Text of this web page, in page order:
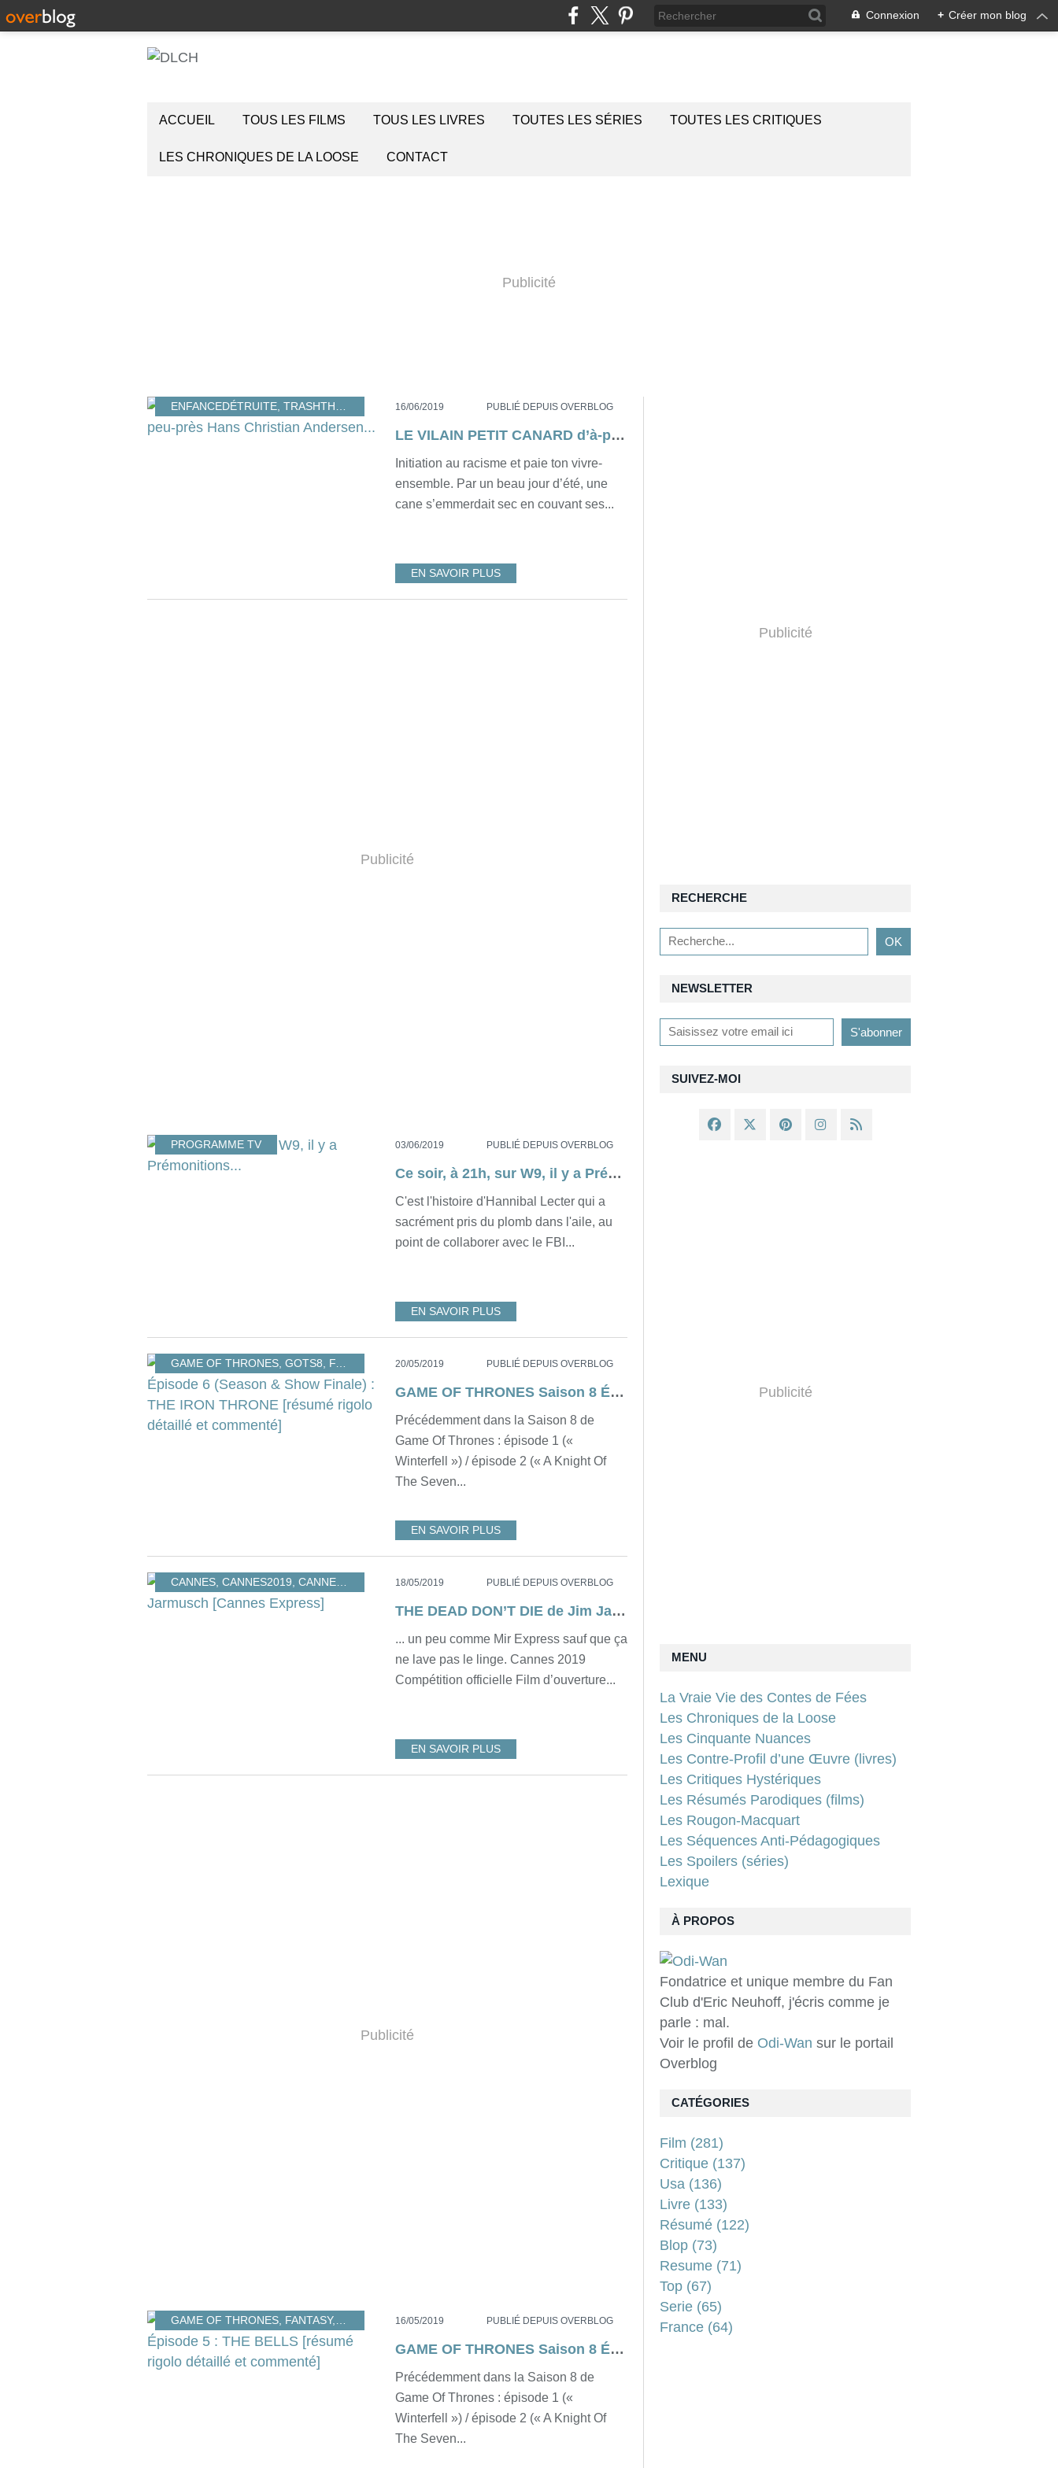
Connexion + Créer mon blog
ACCUEIL TOUS LES FILMS TOUS LES LIVRES TOUTES LES SÉRIES TOUTES LES CRITIQUES
LES CHRONIQUES DE LA LOOSE CONTACT
Publicité
ENFANCEDÉTRUITE, TRASHTHETALE CONTE,ANTISÉQUENCEPÉDAGOGIQUE,LIVRE
16/06/2019 PUBLIÉ DEPUIS OVERBLOG
LE VILAIN PETIT CANARD d’à-peu-près Hans Christian Andersen...
Initiation au racisme et paie ton vivre-
ensemble. Par un beau jour d’été, une
cane s’emmerdait sec en couvant ses...
EN SAVOIR PLUS
Publicité
PROGRAMME TV 03/06/2019 PUBLIÉ DEPUIS OVERBLOG
Ce soir, à 21h, sur W9, il y a Prémonitions...
C'est l'histoire d'Hannibal Lecter qui a
sacrément pris du plomb dans l'aile, au
point de collaborer avec le FBI...
EN SAVOIR PLUS
GAME OF THRONES, GOTS8, FANTASY SÉRIE,RÉSUMÉ SPOILER ,USA
20/05/2019 PUBLIÉ DEPUIS OVERBLOG
GAME OF THRONES Saison 8 Épisode 6 (Season & Show Finale) : THE IRON THRONE [résumé rigolo détaillé et commenté]
Précédemment dans la Saison 8 de
Game Of Thrones : épisode 1 («
Winterfell ») / épisode 2 (« A Knight Of
The Seven...
EN SAVOIR PLUS
CANNES, CANNES2019, CANNESEXPRESS ,FILM,JARMUSCH,ZOMBIES,COMÉDIE,HORREUR
18/05/2019 PUBLIÉ DEPUIS OVERBLOG
THE DEAD DON’T DIE de Jim Jarmusch [Cannes Express]
... un peu comme Mir Express sauf que ça
ne lave pas le linge. Cannes 2019
Compétition officielle Film d’ouverture...
EN SAVOIR PLUS
Publicité
GAME OF THRONES, FANTASY, USA GOTS8,SPOILER SÉRIE,RÉSUMÉ
16/05/2019 PUBLIÉ DEPUIS OVERBLOG
GAME OF THRONES Saison 8 Épisode 5 : THE BELLS [résumé rigolo détaillé et commenté]
Précédemment dans la Saison 8 de
Game Of Thrones : épisode 1 («
Winterfell ») / épisode 2 (« A Knight Of
The Seven...
Publicité
NEWSLETTER
SUIVEZ-MOI
RECHERCHE
À PROPOS
Fondatrice et unique membre du Fan
Club d'Eric Neuhoff, j'écris comme je
parle : mal.
Voir le profil de Odi-Wan sur le portail
Overblog
Publicité
MENU
La Vraie Vie des Contes de Fées
Les Chroniques de la Loose
Les Cinquante Nuances
Les Contre-Profil d’une Œuvre (livres)
Les Critiques Hystériques
Les Résumés Parodiques (films)
Les Rougon-Macquart
Les Séquences Anti-Pédagogiques
Les Spoilers (séries)
Lexique
CATÉGORIES
Film (281)
Critique (137)
Usa (136)
Livre (133)
Résumé (122)
Blop (73)
Resume (71)
Top (67)
Serie (65)
France (64)